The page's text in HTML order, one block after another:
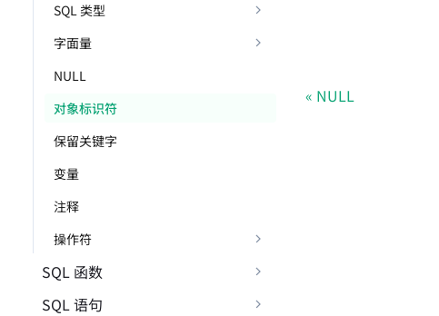
SQL 类型
字面量
NULL
对象标识符
保留关键字
变量
注释
操作符
SQL 函数
SQL 语句
NULL